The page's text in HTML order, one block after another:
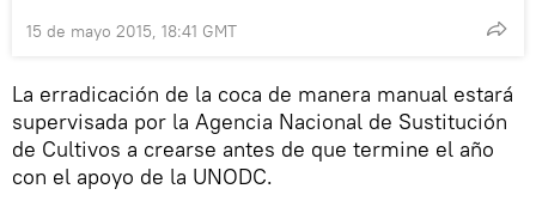
15 de mayo 2015, 18:41 GMT
La erradicación de la coca de manera manual estará
supervisada por la Agencia Nacional de Sustitución
de Cultivos a crearse antes de que termine el año
con el apoyo de la UNODC.